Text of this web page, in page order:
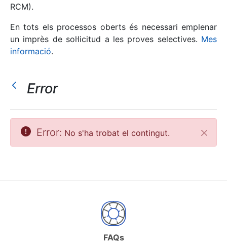
Mostra/Amaga
Mostra/Amaga
Mostra/Amaga
RCM).
En tots els processos oberts és necessari emplenar
un imprès de sol·licitud a les proves selectives. Mes
informació.
Error
Tanca
Error: No s'ha trobat el contingut.
FAQs